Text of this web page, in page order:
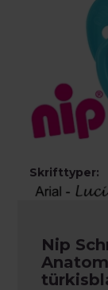
Skrifttyper:
Nip